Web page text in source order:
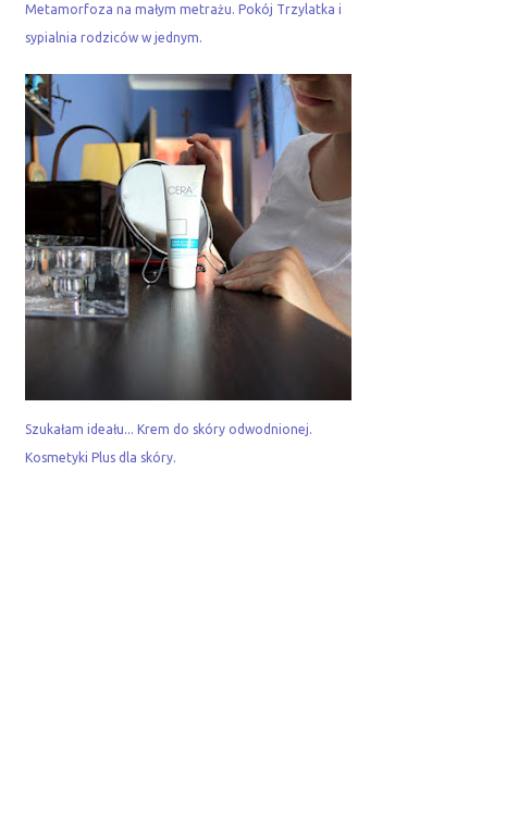
Metamorfoza na małym metrażu. Pokój Trzylatka i
sypialnia rodziców w jednym.
Szukałam ideału... Krem do skóry odwodnionej.
Kosmetyki Plus dla skóry.